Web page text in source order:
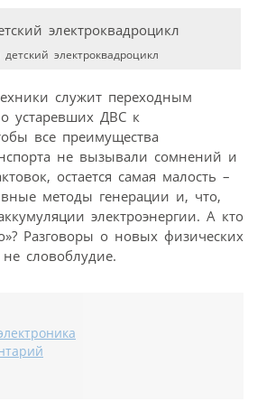
электроквадроцикл
служит переходным
устаревших ДВС к
все преимущества
не вызывали сомнений и
остается самая малость –
методы генерации и, что,
электроэнергии. А кто
Разговоры о новых физических
словоблудие.